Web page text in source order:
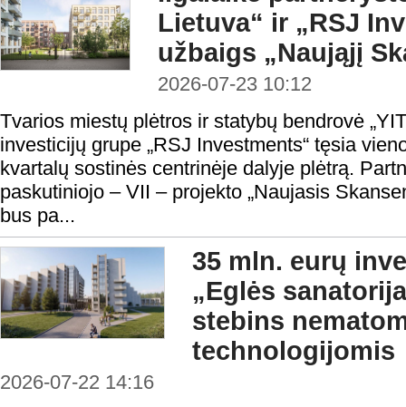
Lietuva“ ir „RSJ
užbaigs „Naująjį
2026-07-23 10:12
Tvarios miestų plėtros ir statybų bendrovė
investicijų grupe „RSJ Investments“ tęsia
kvartalų sostinės centrinėje dalyje plėtrą.
paskutiniojo – VII – projekto „Naujasis
bus pa...
35 mln. eurų
„Eglės
stebins
technologijomis
2026-07-22 14:16